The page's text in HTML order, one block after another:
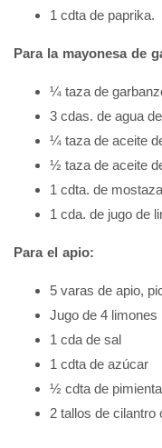
1 cdta de paprika.
Para la mayonesa de
¼ taza de
3 cdas. de agua
¼ taza de aceite
½ taza de aceite
1 cdta. de mostaza
1 cda. de jugo de
Para el apio:
5 varas de apio,
Jugo de 4 limones
1 cda de sal
1 cdta de azúcar
½ cdta de
2 tallos de cilantro